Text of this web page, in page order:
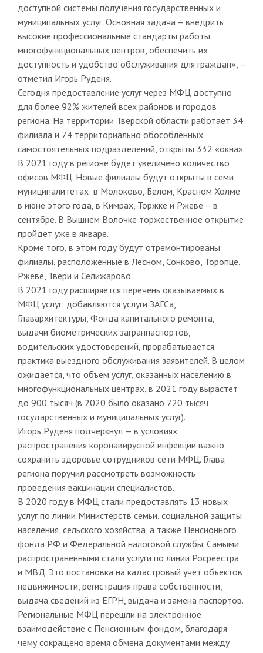
доступной системы получения государственных и
муниципальных услуг. Основная задача – внедрить
высокие профессиональные стандарты работы
многофункциональных центров, обеспечить их
доступность и удобство обслуживания для граждан», –
отметил Игорь Руденя.
Сегодня предоставление услуг через МФЦ доступно
для более 92% жителей всех районов и городов
региона. На территории Тверской области работает 34
филиала и 74 территориально обособленных
самостоятельных подразделений, открыты 332 «окна».
В 2021 году в регионе будет увеличено количество
офисов МФЦ. Новые филиалы будут открыты в семи
муниципалитетах: в Молоково, Белом, Красном Холме
в июне этого года, в Кимрах, Торжке и Ржеве – в
сентябре. В Вышнем Волочке торжественное открытие
пройдет уже в январе.
Кроме того, в этом году будут отремонтированы
филиалы, расположенные в Лесном, Сонково, Торопце,
Ржеве, Твери и Селижарово.
В 2021 году расширяется перечень оказываемых в
МФЦ услуг: добавляются услуги ЗАГСа,
Главархитектуры, Фонда капитального ремонта,
выдачи биометрических загранпаспортов,
водительских удостоверений, прорабатывается
практика выездного обслуживания заявителей. В целом
ожидается, что объем услуг, оказанных населению в
многофункциональных центрах, в 2021 году вырастет
до 900 тысяч (в 2020 было оказано 720 тысяч
государственных и муниципальных услуг).
Игорь Руденя подчеркнул — в условиях
распространения коронавирусной инфекции важно
сохранить здоровье сотрудников сети МФЦ. Глава
региона поручил рассмотреть возможность
проведения вакцинации специалистов.
В 2020 году в МФЦ стали предоставлять 13 новых
услуг по линии Министерств семьи, социальной защиты
населения, сельского хозяйства, а также Пенсионного
фонда РФ и Федеральной налоговой службы. Самыми
распространенными стали услуги по линии Росреестра
и МВД. Это постановка на кадастровый учет объектов
недвижимости, регистрация права собственности,
выдача сведений из ЕГРН, выдача и замена паспортов.
Региональные МФЦ перешли на электронное
взаимодействие с Пенсионным фондом, благодаря
чему сокращено время обмена документами между